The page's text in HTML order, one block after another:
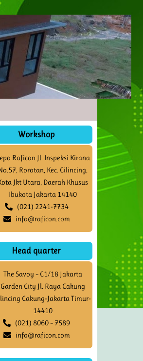
Workshop
Raficon Jl. Inspeksi Kirana
Rorotan, Kec. Cilincing,
Jkt Utara, Daerah Khusus
Ibukota Jakarta 14140
(021) 2241-7734
info@raficon.com
Head quarter
The Savoy – C1/18 Jakarta
Garden City Jl. Raya Cakung
Cakung-Jakarta Timur-
14410
(021) 8060 – 7589
info@raficon.com